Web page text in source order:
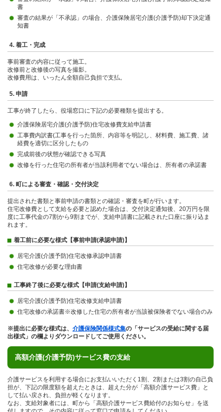
書
審査の結果が「不承認」の場合、介護保険居宅介護(介護予防)却下決定通
知書
4. 着工・完成
事前審査の内容に従って施工。
改修前と改修後の写真を撮影。
改修費用は、いったん全額自己負担で支払。
5. 申請
工事が終了したら、役場窓口に下記の必要種類を提出する。
介護保険居宅介護(介護予防)住宅改修費支給申請書
工事費内訳書(工事を行った箇所、内容等を明記し、材料費、施工費、諸
経費を適切に区分したもの
完成前後の状態が確認できる写真
改修を行った住宅の所有者が当該利用者でない場合は、所有者の承諾書
6. 町による審査・確認・交付決定
提出された書類と事前申請の書類との確認・審査を町が行います。
住宅改修費として支給を必要と認めた場合は、交付決定通知後、20万円を限
度に工事代金の7割から9割までが、支給申請書に記載された口座に振り込ま
れます。
着工前に必要な様式【事前申請(承認申請)】
居宅介護(介護予防)住宅改修承認申請書
住宅改修が必要な理由書
工事終了後に必要な様式【申請(支給申請)】
居宅介護(介護予防)住宅改修支給申請書
住宅改修の承諾書※改修した住宅の所有者が当該被保険者でない場合のみ
※提出に必要な様式は、 介護保険関係様式集の「サービスの受給に関する届
出様式」の欄よりダウンロードしてご使用ください。
高額介護(介護予防)サービス費の支給
介護サービスを利用する場合にお支払いいただく1割、2割または3割の自己負
担が、下記の限度額を超えたときは、超えた分が「高額介護サービス費」と
して払い戻され、負担が軽くなります。
なお、支給対象者には、町から「高額介護サービス費給付のお知らせ」を送